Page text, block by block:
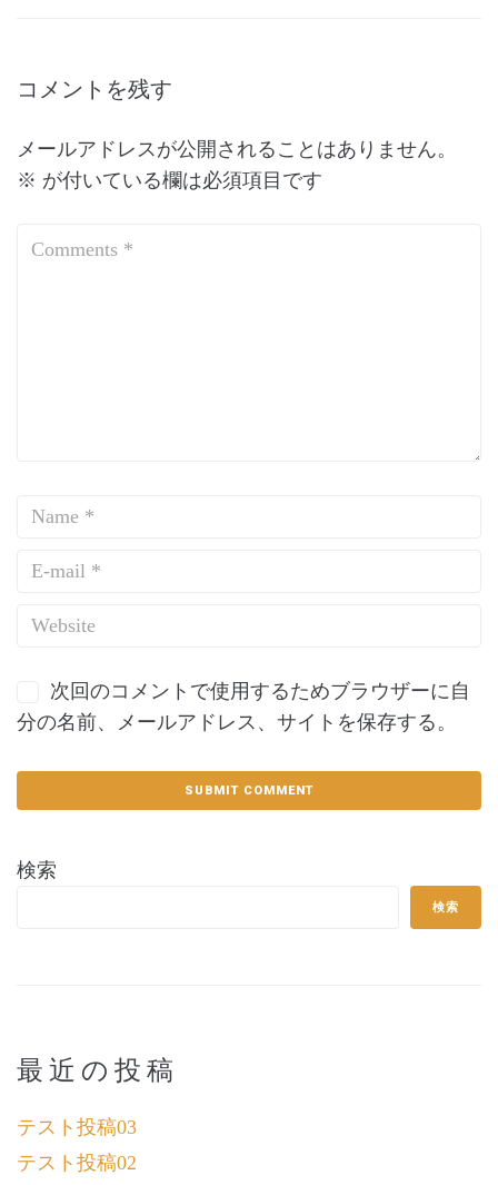
コメントを残す
メールアドレスが公開されることはありません。
※ が付いている欄は必須項目です
次回のコメントで使用するためブラウザーに自
分の名前、メールアドレス、サイトを保存する。
検索
検索
最近の投稿
テスト投稿03
テスト投稿02